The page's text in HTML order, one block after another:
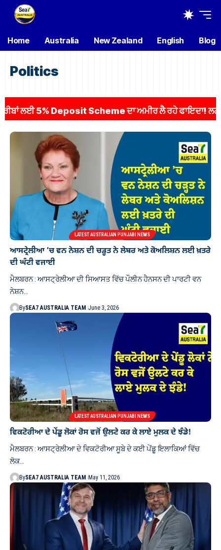
Home Australia New Zealand English Blog
Politics
ਲਈ 5% Deposit Scheme ਦਾ ਅਮੀਰ ਲੈ ਰਹੇ ਫਾਇਦਾ! ਲਗਭਗ
LATEST AUSTRALIAN PUNJABI NEWS
ਆਸਟ੍ਰੇਲੀਆ ’ਚ ਵਨ ਨੇਸ਼ਨ ਦੀ ਚੜ੍ਹਤ ਨੇ ਲੇਬਰ ਅਤੇ ਕੋਅਲਿਸ਼ਨ ਲਈ ਖ਼ਤਰੇ
ਦੀ ਘੰਟੀ ਵਜਾਈ
ਮੈਲਬਰਨ : ਆਸਟ੍ਰੇਲੀਆ ਦੀ ਸਿਆਸਤ ਵਿੱਚ ਪੌਲੀਨ ਹੈਨਸਨ ਦੀ ਪਾਰਟੀ ਵਨ
ਨੇਸ਼ਨ…
BySEA7 AUSTRALIA TEAM June 3, 2026
LATEST AUSTRALIAN PUNJABI NEWS
ਵਿਕਟੋਰੀਆ ਦੇ ਪੇਂਡੂ ਲੋਕਾਂ ਰੋਸ ਵਜੋਂ ਉਲਟੇ ਕਰ ਕੇ ਲਾਏ ਮੁਲਕ ਦੇ ਝੰਡੇ!
ਮੈਲਬਰਨ : ਆਸਟ੍ਰੇਲੀਆ ਦੇ ਵਿਕਟੋਰੀਆ ਸੂਬੇ ਦੇ ਕਈ ਪੇਂਡੂ ਇਲਾਕਿਆਂ ਵਿੱਚ
ਲੋਕ…
BySEA7 AUSTRALIA TEAM May 11, 2026